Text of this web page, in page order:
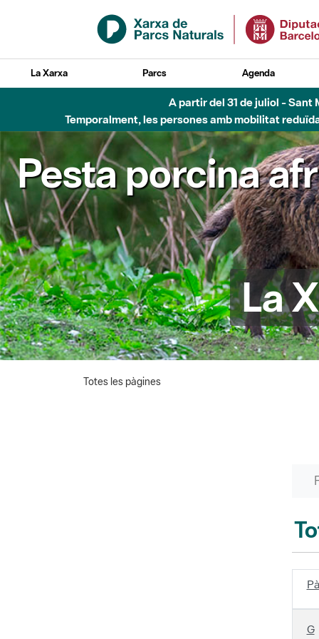
Salta al contingut principal
La Xarxa Parcs Agenda
A partir del 31 de juliol -
Temporalment, les persones amb mobilitat
Pesta porcina
La
Totes les pàgines
G